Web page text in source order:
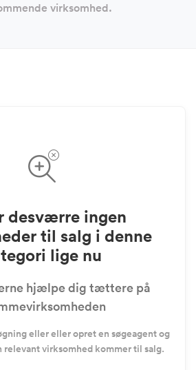
virksomhed.
desværre ingen
til salg i denne
lige nu
hjælpe dig tættere på
eller eller opret en søgeagent og
relevant virksomhed kommer til salg.